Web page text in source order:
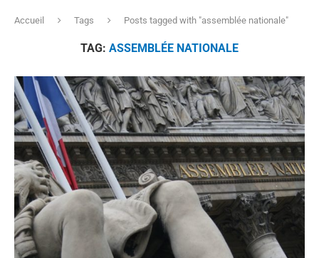
Accueil Tags Posts tagged with "assemblée nationale"
TAG: ASSEMBLÉE NATIONALE